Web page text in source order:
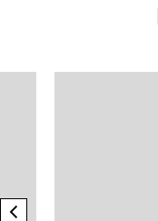
previous element